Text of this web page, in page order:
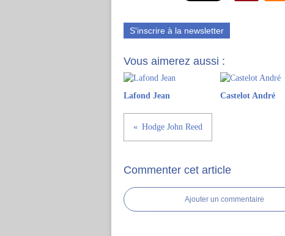
S'inscrire à la newsletter
Vous aimerez aussi :
Lafond Jean
Castelot André
Hodge John Reed
Commenter cet article
Ajouter un commentaire